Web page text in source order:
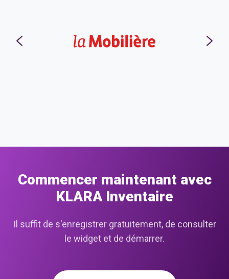
Commencer maintenant avec
KLARA Inventaire
Il suffit de s'enregistrer gratuitement, de consulter
le widget et de démarrer.